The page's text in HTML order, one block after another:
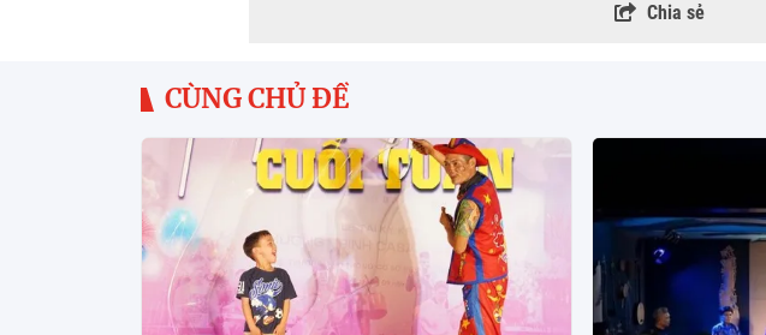
Chia sẻ
CÙNG CHỦ ĐỀ